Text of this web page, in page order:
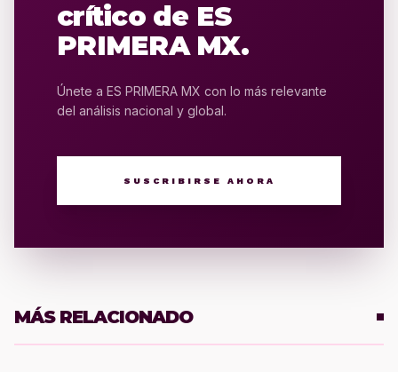
crítico de ES
PRIMERA MX.
Únete a ES PRIMERA MX con lo más relevante
del análisis nacional y global.
SUSCRIBIRSE AHORA
MÁS RELACIONADO